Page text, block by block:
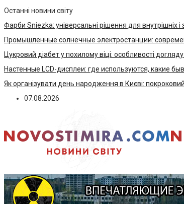
Останні новини світу
Фарби Sniezka: універсальні рішення для внутрішніх і
Промышленные солнечные электростанции:
Цукровий діабет у похилому віці: особливості
Настенные LCD-дисплеи: где используются, какие
Як організувати день народження в Києві: покроковий
07.08.2026